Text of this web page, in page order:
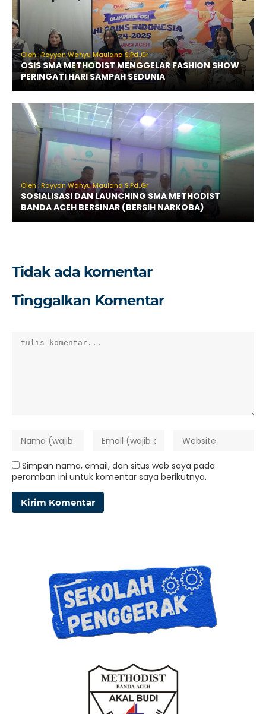
Oleh : Rayyan Wahyu Maulana S.Pd.,Gr
OSIS SMA METHODIST MENGGELAR FASHION SHOW
PERINGATI HARI SAMPAH SEDUNIA
Oleh : Rayyan Wahyu Maulana S.Pd.,Gr
SOSIALISASI DAN LAUNCHING SMA METHODIST
BANDA ACEH BERSINAR (BERSIH NARKOBA)
Tidak ada komentar
Tinggalkan Komentar
Simpan nama, email, dan situs web saya pada
peramban ini untuk komentar saya berikutnya.